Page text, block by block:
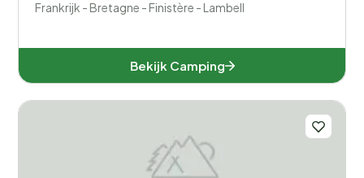
Frankrijk - Bretagne - Finistère - Lambell
Bekijk Camping